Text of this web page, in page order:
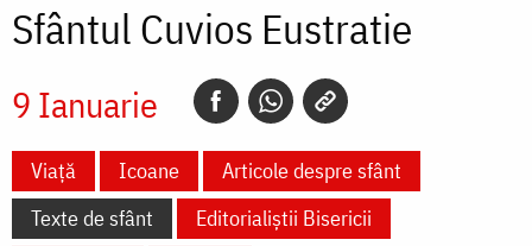
Sfântul Cuvios Eustratie
9 Ianuarie
Viață Icoane
Articole despre sfânt
Texte de sfânt
Editorialiștii Bisericii